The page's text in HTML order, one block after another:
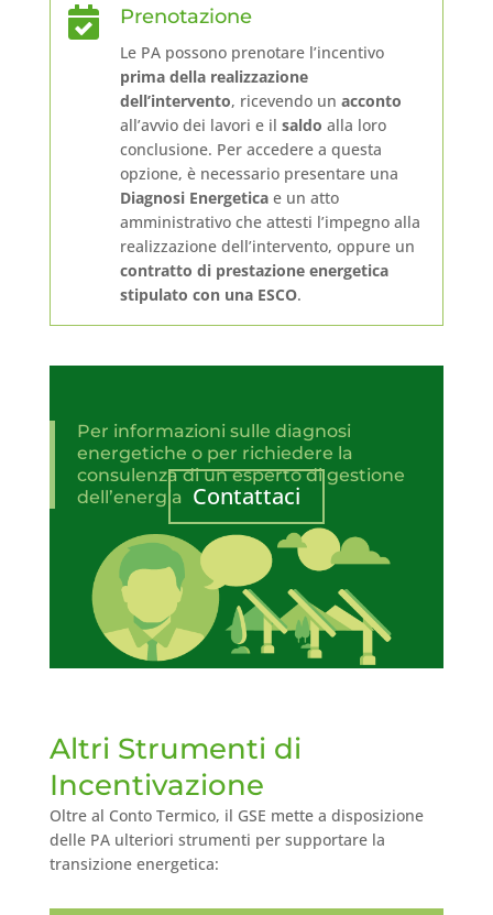
 Prenotazione
Le PA possono prenotare l’incentivo
prima della realizzazione
dell’intervento, ricevendo un acconto
all’avvio dei lavori e il saldo alla loro
conclusione. Per accedere a questa
opzione, è necessario presentare una
Diagnosi Energeticae un atto
amministrativo che attesti l’impegno alla
realizzazione dell’intervento, oppure un
contratto di prestazione energetica
stipulato con una ESCO.
Per informazioni sulle diagnosi
energetiche o per richiedere la
consulenza di un esperto di gestione
dell’energia Contattaci
Altri Strumenti di
Incentivazione
Oltre al Conto Termico, il GSE mette a disposizione
delle PA ulteriori strumenti per supportare la
transizione energetica: